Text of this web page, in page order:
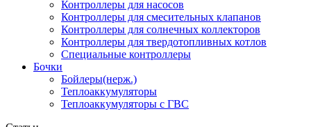
Контроллеры для насосов
Контроллеры для смесительных клапанов
Контроллеры для солнечных коллекторов
Контроллеры для твердотопливных котлов
Специальные контроллеры
Бочки
Бойлеры(нерж.)
Теплоаккумуляторы
Теплоаккумуляторы с ГВС